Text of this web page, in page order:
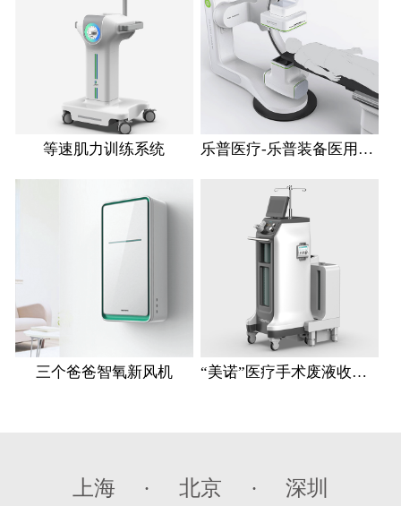
等速肌力训练系统 乐普医疗-乐普装备医用血管造影X射线机
三个爸爸智氧新风机 “美诺”医疗手术废液收集推车
上海 · 北京 ·
深圳